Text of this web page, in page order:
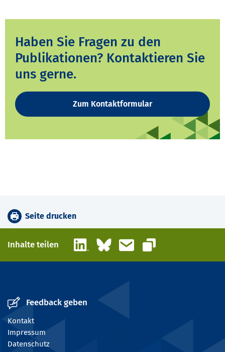
Haben Sie Fragen zu den
Publikationen? Kontaktieren Sie
uns gerne.
Zum Kontaktformular
Seite drucken
Inhalte teilen LinkedInBlueskyE-Mail
Link kopieren
Feedback geben
Kontakt
Impressum
Datenschutz